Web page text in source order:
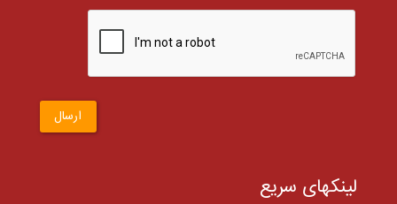
ارسال
لینکهای سریع